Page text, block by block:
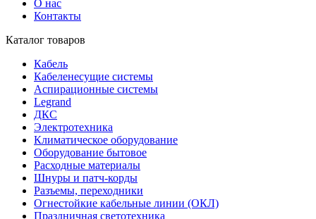
О нас
Контакты
Каталог товаров
Кабель
Кабеленесущие системы
Аспирационные системы
Legrand
ДКС
Электротехника
Климатическое оборудование
Оборудование бытовое
Расходные материалы
Шнуры и патч-корды
Разъемы, переходники
Огнестойкие кабельные линии (ОКЛ)
Праздничная светотехника